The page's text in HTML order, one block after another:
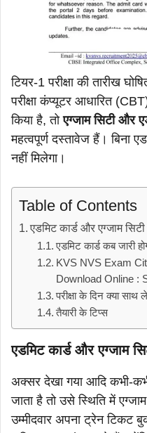
टियर-1 परीक्षा की तारीख
परीक्षा कंप्यूटर आधारित
किया है, तोएग्जाम सिटी और
महत्वपूर्ण दस्तावेज हैं। बिना
नहीं मिलेगा।
Table of Contents
एडमिट कार्ड और एग्जाम
एडमिट कार्ड कब जारी
KVS NVS Exam
Download Online :
परीक्षा के दिन क्या साथ
तैयारी के टिप्स
एडमिट कार्ड और एग्जाम
अक्सर देखा गया आदि कभी-
जाता है तो उसे स्थिति में
उम्मीदवार अपना ट्रेन